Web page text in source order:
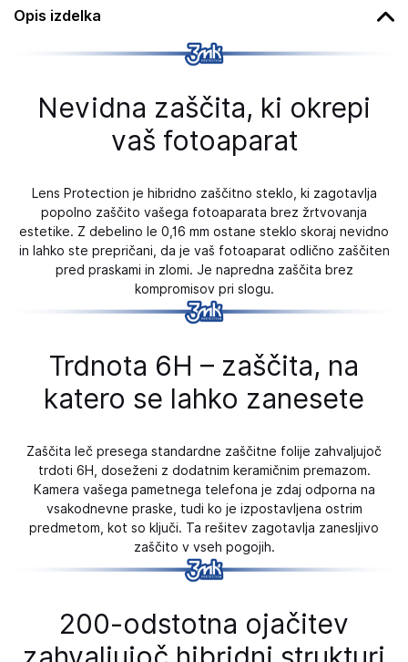
Opis izdelka
Nevidna zaščita, ki okrepi
vaš fotoaparat
Lens Protection je hibridno zaščitno steklo, ki zagotavlja
popolno zaščito vašega fotoaparata brez žrtvovanja
estetike. Z debelino le 0,16 mm ostane steklo skoraj nevidno
in lahko ste prepričani, da je vaš fotoaparat odlično zaščiten
pred praskami in zlomi. Je napredna zaščita brez
kompromisov pri slogu.
Trdnota 6H – zaščita, na
katero se lahko zanesete
Zaščita leč presega standardne zaščitne folije zahvaljujoč
trdoti 6H, doseženi z dodatnim keramičnim premazom.
Kamera vašega pametnega telefona je zdaj odporna na
vsakodnevne praske, tudi ko je izpostavljena ostrim
predmetom, kot so ključi. Ta rešitev zagotavlja zanesljivo
zaščito v vseh pogojih.
200-odstotna ojačitev